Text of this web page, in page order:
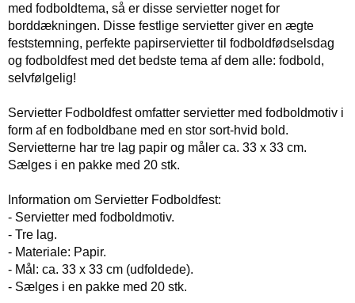
med fodboldtema, så er disse servietter noget for
borddækningen. Disse festlige servietter giver en ægte
feststemning, perfekte papirservietter til fodboldfødselsdag
og fodboldfest med det bedste tema af dem alle: fodbold,
selvfølgelig!
Servietter Fodboldfest omfatter servietter med fodboldmotiv i
form af en fodboldbane med en stor sort-hvid bold.
Servietterne har tre lag papir og måler ca. 33 x 33 cm.
Sælges i en pakke med 20 stk.
Information om Servietter Fodboldfest:
- Servietter med fodboldmotiv.
- Tre lag.
- Materiale: Papir.
- Mål: ca. 33 x 33 cm (udfoldede).
- Sælges i en pakke med 20 stk.